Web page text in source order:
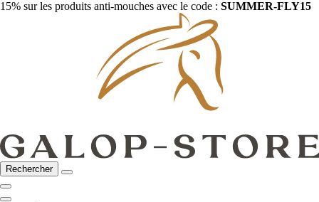
15% sur les produits anti-mouches avec le code : SUMMER-FLY15
Rechercher